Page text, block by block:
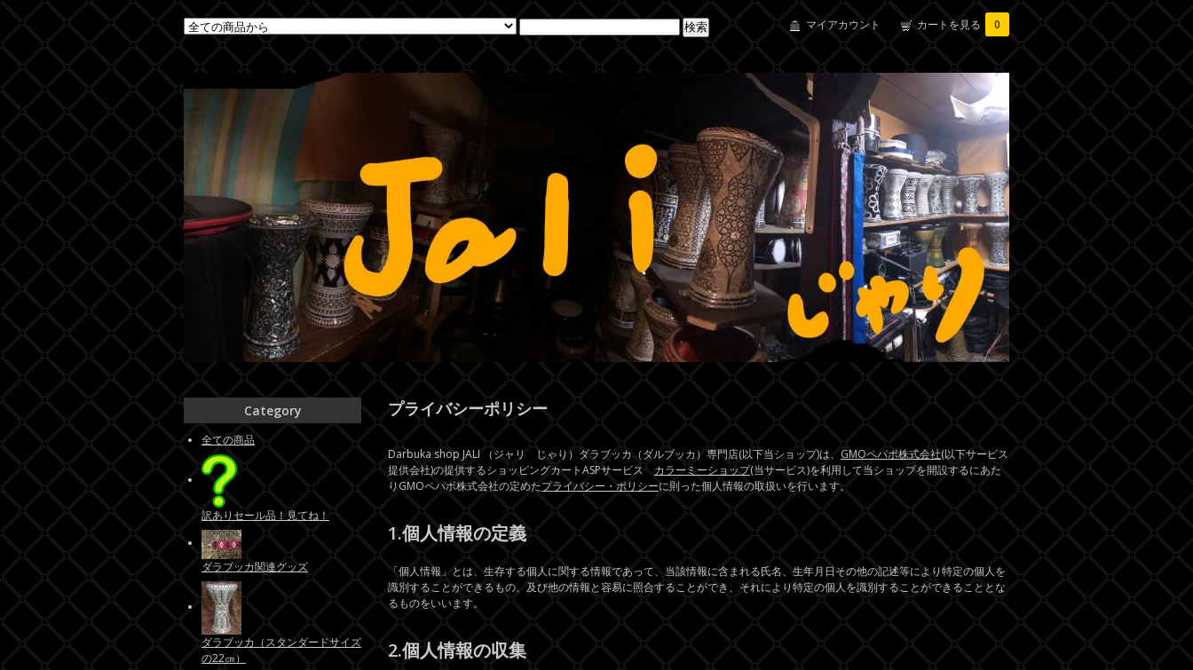
マイアカウント カートを見る 0
プライバシーポリシー
Darbuka shop JALI （ジャリ じゃり）ダラブッカ（ダルブッカ）専門店(以下当ショップ)は、GMOペパボ株式会社(以下サービス
提供会社)の提供するショッピングカートASPサービスカラーミーショップ(当サービス)を利用して当ショップを開設するにあた
りGMOペパボ株式会社の定めたプライバシー・ポリシーに則った個人情報の取扱いを行います。
1.個人情報の定義
「個人情報」とは、生存する個人に関する情報であって、当該情報に含まれる氏名、生年月日その他の記述等により特定の個人を
識別することができるもの、及び他の情報と容易に照合することができ、それにより特定の個人を識別することができることとな
るものをいいます。
2.個人情報の収集
Category
全ての商品
訳ありセール品！見てね！
ダラブッカ関連グッズ
ダラブッカ（スタンダードサイズ
の22㎝）